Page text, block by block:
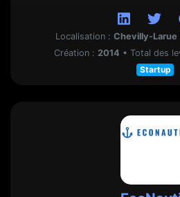
Localisation : Chevilly-Larue
Création : 2014 • Total des
Startup